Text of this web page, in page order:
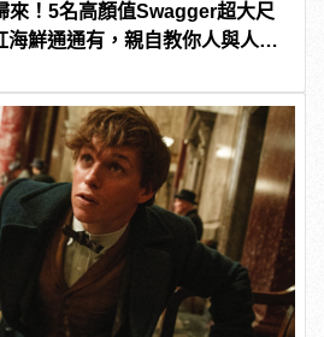
來！5名高顏值Swagger超大尺
海鮮通通有，親自教你人與人的
樣變型男